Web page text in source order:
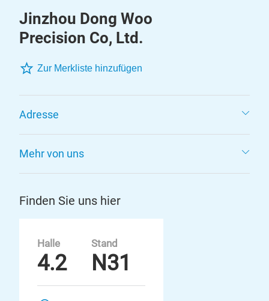
Jinzhou Dong Woo
Precision Co, Ltd.
Zur Merkliste hinzufügen
Adresse
Mehr von uns
Finden Sie uns hier
Halle
4.2
Stand
N31